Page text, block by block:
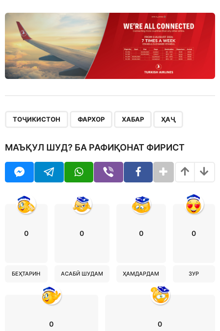
ТОҶИКИСТОН ФАРХОР ХАБАР ҲАҶ
МАЪҚУЛ ШУД? БА РАФИҚОНАТ ФИРИСТ
0
БЕҲТАРИН
0
АСАБӢ ШУДАМ
0
ҲАМДАРДАМ
0
ЗУР
0 0